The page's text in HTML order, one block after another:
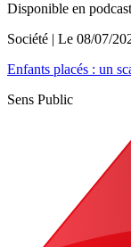
Disponible en podcast
Société | Le 08/07/
Enfants placés : un
Sens Public